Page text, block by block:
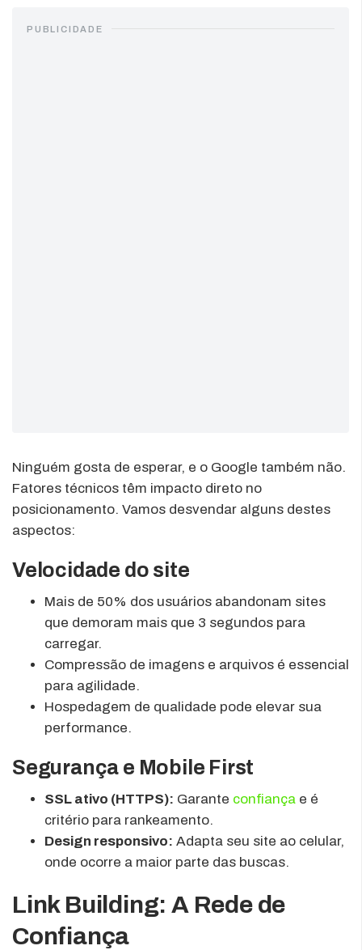
PUBLICIDADE
Ninguém gosta de esperar, e o Google também não.
Fatores técnicos têm impacto direto no
posicionamento. Vamos desvendar alguns destes
aspectos:
Velocidade do site
Mais de 50% dos usuários abandonam sites
que demoram mais que 3 segundos para
carregar.
Compressão de imagens e arquivos é essencial
para agilidade.
Hospedagem de qualidade pode elevar sua
performance.
Segurança e Mobile First
SSL ativo (HTTPS): Garante confiança e é
critério para rankeamento.
Design responsivo: Adapta seu site ao celular,
onde ocorre a maior parte das buscas.
Link Building: A Rede de
Confiança